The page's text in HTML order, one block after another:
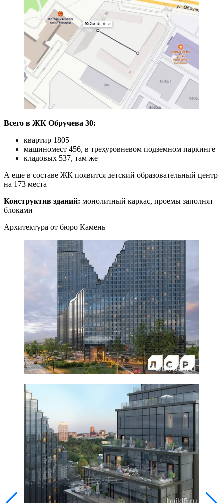
Всего в ЖК Обручева 30:
квартир 1805
машиномест 456, в трехуровневом подземном паркинге
кладовых 537, там же
А еще в составе ЖК появится детский образовательный центр
на 173 места
Конструктив зданий: монолитный каркас, проемы заполнят
блоками
Архитектура от бюро Камень